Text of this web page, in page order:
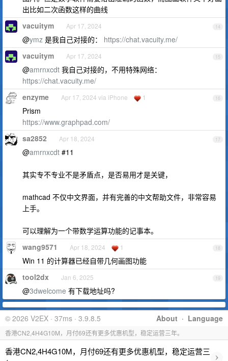
出比如二次函数这样的曲线
14
vacuitym Apr 17, 2024
@ymz 是我自己对接的： https://chat.vacuity.me/
15
vacuitym Apr 17, 2024
@amrnxcdt 我自己对接的，不用特殊网络：
https://chat.vacuity.me/
16
enzyme Apr 17, 2024 via iPhone 1
Prism
https://www.graphpad.com/
17
sa2852 Apr 18, 2024
@amrnxcdt #11
其实专不专业不是矛盾点，是否易用才是关键，
mathcad 不仅中文界面，并有完善的中文帮助文件，非常容易
上手。
可以理解为一个带数学运算功能的记事本。
18
wang9571 Apr 18, 2024 1
Win 11 的计算器已经自带几何画图功能
19
tool2dx Jan 6, 2025
@3dwelcome 有下载地址吗?
About · Language
© 2026 V2EX · 37ms · 3.9.8.5
香港CN2,4H4G10M，月付69还有更多优惠机型，稳定运营三年。
香港CN2,4H4G10M，月付69还有更多优惠机型，稳定运营三 ›